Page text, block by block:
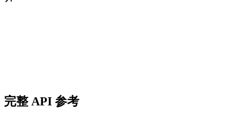
完整 API 参考